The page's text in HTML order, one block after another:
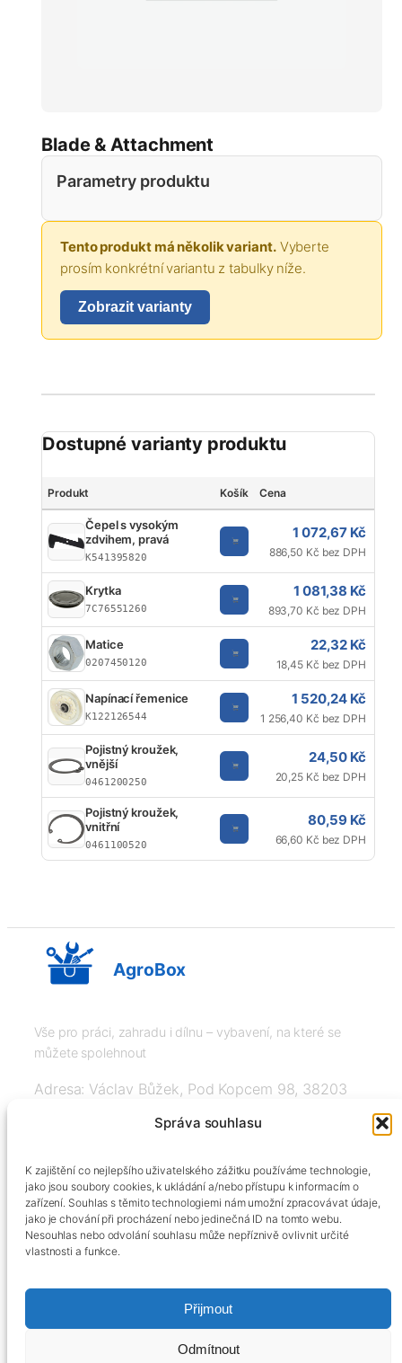
Správa souhlasu
K zajištění co nejlepšího uživatelského zážitku používáme technologie,
jako jsou soubory cookies, k ukládání a/nebo přístupu k informacím o
zařízení. Souhlas s těmito technologiemi nám umožní zpracovávat údaje,
jako je chování při procházení nebo jedinečná ID na tomto webu.
Nesouhlas nebo odvolání souhlasu může nepříznivě ovlivnit určité
vlastnosti a funkce.
Přijmout
Odmítnout
Blade & Attachment
Parametry produktu
Tento produkt má několik variant.Vyberte
prosím konkrétní variantu z tabulky níže.
Zobrazit varianty
Dostupné varianty produktu
Produkt Košík Cena
Čepel s vysokým
zdvihem, pravá
K541395820
1 072,67 Kč
886,50 Kč bez DPH
Krytka
7C76551260
1 081,38 Kč
893,70 Kč bez DPH
Matice
0207450120
22,32 Kč
18,45 Kč bez DPH
Napínací řemenice
K122126544
1 520,24 Kč
1 256,40 Kč bez DPH
Pojistný kroužek,
vnější
0461200250
24,50 Kč
20,25 Kč bez DPH
Pojistný kroužek,
vnitřní
0461100520
80,59 Kč
66,60 Kč bez DPH
AgroBox
Vše pro práci, zahradu i dílnu – vybavení, na které se
můžete spolehnout
Adresa: Václav Bůžek, Pod Kopcem 98, 38203
+420606334248, info@agrobox.cz
Obchodní podmínky
Podmínky ochrany osobních údajů